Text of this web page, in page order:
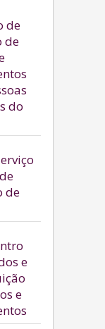
de
de
do
de
e
e